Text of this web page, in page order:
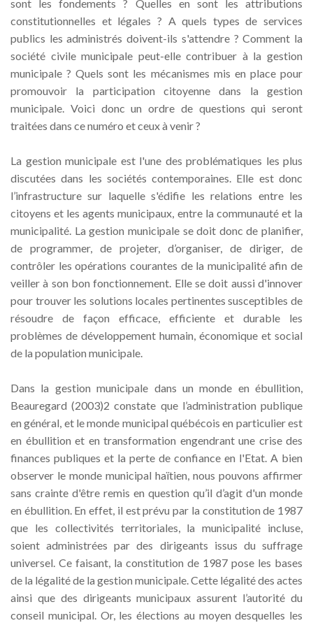
sont les fondements ? Quelles en sont les attributions
constitutionnelles et légales ? A quels types de services
publics les administrés doivent-ils s'attendre ? Comment la
société civile municipale peut-elle contribuer à la gestion
municipale ? Quels sont les mécanismes mis en place pour
promouvoir la participation citoyenne dans la gestion
municipale. Voici donc un ordre de questions qui seront
traitées dans ce numéro et ceux à venir ?
La gestion municipale est l'une des problématiques les plus
discutées dans les sociétés contemporaines. Elle est donc
l’infrastructure sur laquelle s'édifie les relations entre les
citoyens et les agents municipaux, entre la communauté et la
municipalité. La gestion municipale se doit donc de planifier,
de programmer, de projeter, d’organiser, de diriger, de
contrôler les opérations courantes de la municipalité afin de
veiller à son bon fonctionnement. Elle se doit aussi d'innover
pour trouver les solutions locales pertinentes susceptibles de
résoudre de façon efficace, efficiente et durable les
problèmes de développement humain, économique et social
de la population municipale.
Dans la gestion municipale dans un monde en ébullition,
Beauregard (2003)2 constate que l’administration publique
en général, et le monde municipal québécois en particulier est
en ébullition et en transformation engendrant une crise des
finances publiques et la perte de confiance en l'Etat. A bien
observer le monde municipal haïtien, nous pouvons affirmer
sans crainte d'être remis en question qu’il d’agit d'un monde
en ébullition. En effet, il est prévu par la constitution de 1987
que les collectivités territoriales, la municipalité incluse,
soient administrées par des dirigeants issus du suffrage
universel. Ce faisant, la constitution de 1987 pose les bases
de la légalité de la gestion municipale. Cette légalité des actes
ainsi que des dirigeants municipaux assurent l’autorité du
conseil municipal. Or, les élections au moyen desquelles les